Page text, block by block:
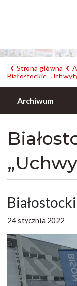
Strona główna
Białostockie
Archiwum
24 stycznia 2022